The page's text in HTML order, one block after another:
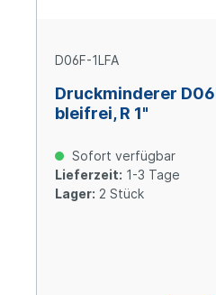
D06F-1LFA
Druckminderer
bleifrei, R 1"
Sofort verfügbar
Lieferzeit: 1-3 Tage
Lager: 2 Stück